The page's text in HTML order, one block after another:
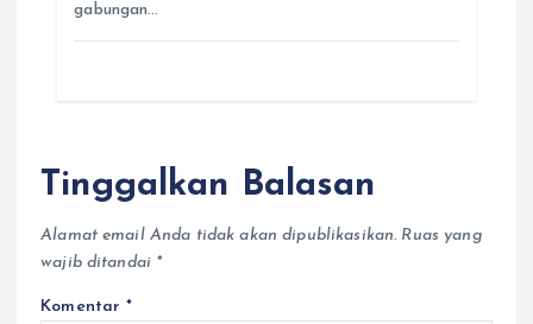
gabungan…
Tinggalkan Balasan
Alamat email Anda tidak akan dipublikasikan. Ruas yang
wajib ditandai *
Komentar*